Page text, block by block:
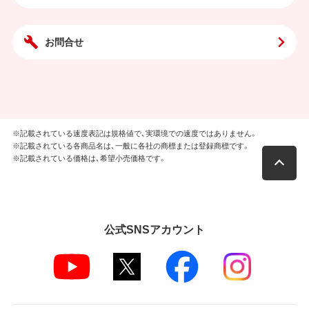
お問合せ
※記載されている速度表記は規格値で、実環境での速度ではありません。
※記載されている各商品名は、一般に各社の商標または登録商標です。
※記載されている価格は、希望小売価格です。
公式SNSアカウント